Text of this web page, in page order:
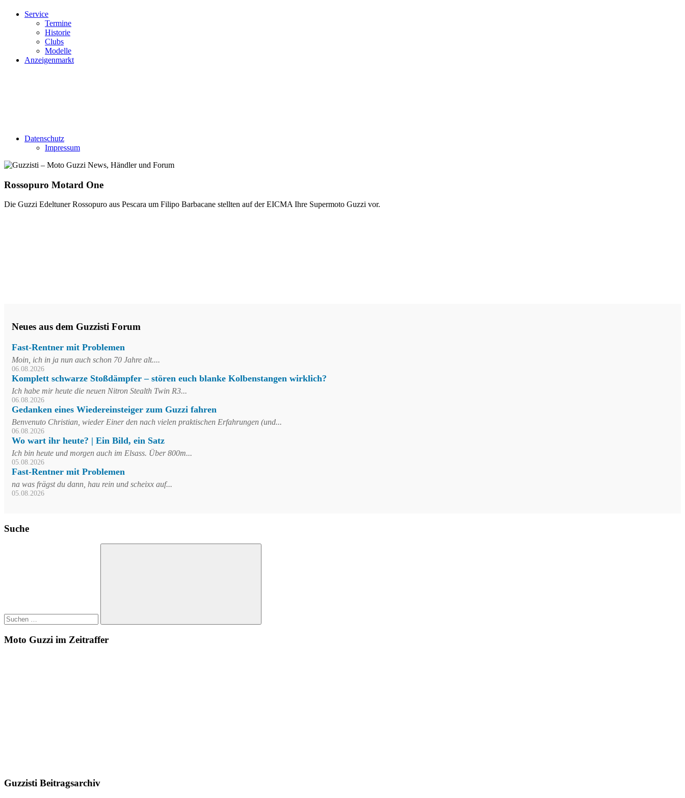
Service
Termine
Historie
Clubs
Modelle
Anzeigenmarkt
Datenschutz
Impressum
Rossopuro Motard One
Die Guzzi Edeltuner Rossopuro aus Pescara um Filipo Barbacane stellten auf der EICMA Ihre Supermoto Guzzi vor.
Neues aus dem Guzzisti Forum
Fast-Rentner mit Problemen
Moin, ich in ja nun auch schon 70 Jahre alt....
06.08.2026
Komplett schwarze Stoßdämpfer – stören euch blanke Kolbenstangen wirklich?
Ich habe mir heute die neuen Nitron Stealth Twin R3...
06.08.2026
Gedanken eines Wiedereinsteiger zum Guzzi fahren
Benvenuto Christian, wieder Einer den nach vielen praktischen Erfahrungen (und...
06.08.2026
Wo wart ihr heute? | Ein Bild, ein Satz
Ich bin heute und morgen auch im Elsass. Über 800m...
05.08.2026
Fast-Rentner mit Problemen
na was frägst du dann, hau rein und scheixx auf...
05.08.2026
Suche
Suchen
Moto Guzzi im Zeitraffer
Guzzisti Beitragsarchiv